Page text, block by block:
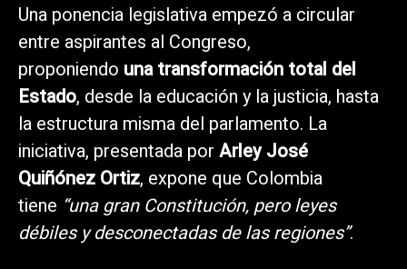
Una ponencia legislativa empezó a circular
entre aspirantes al Congreso,
proponiendo una transformación total del
Estado, desde la educación y la justicia, hasta
la estructura misma del parlamento. La
iniciativa, presentada por Arley José
Quiñónez Ortiz, expone que Colombia
tiene “una gran Constitución, pero leyes
débiles y desconectadas de las regiones”.